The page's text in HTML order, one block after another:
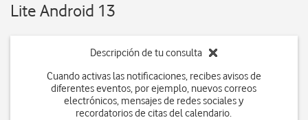
Lite Android 13
Descripción de tu consulta
Cuando activas las notificaciones, recibes avisos de
diferentes eventos, por ejemplo, nuevos correos
electrónicos, mensajes de redes sociales y
recordatorios de citas del calendario.